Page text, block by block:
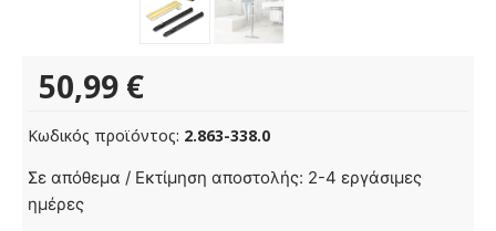
50,99 €
Κωδικός προϊόντος: 2.863-338.0
Σε απόθεμα / Εκτίμηση αποστολής: 2-4 εργάσιμες
ημέρες
Floor
nozzle